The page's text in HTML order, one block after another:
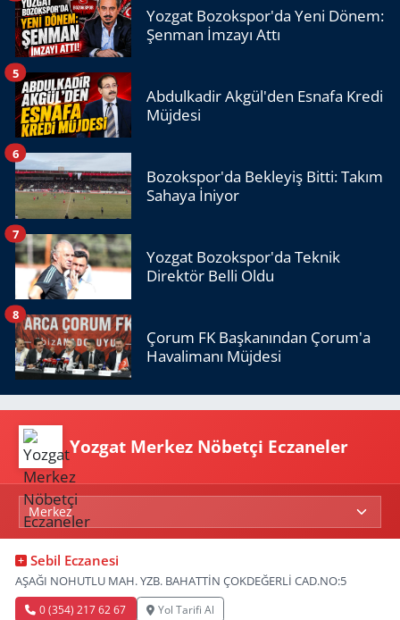
Yozgat Bozokspor'da Yeni Dönem:
Şenman İmzayı Attı
Abdulkadir Akgül'den Esnafa Kredi
Müjdesi
5
Bozokspor'da Bekleyiş Bitti: Takım
Sahaya İniyor
6
Yozgat Bozokspor'da Teknik
Direktör Belli Oldu
7
Çorum FK Başkanından Çorum'a
Havalimanı Müjdesi
8
Yozgat Merkez Nöbetçi Eczaneler
Sebil Eczanesi
AŞAĞI NOHUTLU MAH. YZB. BAHATTİN ÇOKDEĞERLİ CAD.NO:5
0 (354) 217 62 67 Yol Tarifi Al